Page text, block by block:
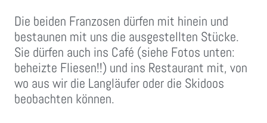
Die beiden Franzosen dürfen mit hinein und
bestaunen mit uns die ausgestellten Stücke.
Sie dürfen auch ins Café (siehe Fotos unten:
beheizte Fliesen!!) und ins Restaurant mit, von
wo aus wir die Langläufer oder die Skidoos
beobachten können.